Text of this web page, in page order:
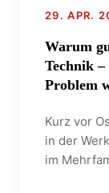
29. APR.
Warum
Technik –
Problem
Kurz vor
in der
im